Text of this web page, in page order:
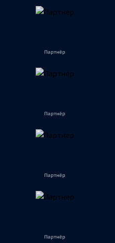
Партнёр
Партнёр
Партнёр
Партнёр